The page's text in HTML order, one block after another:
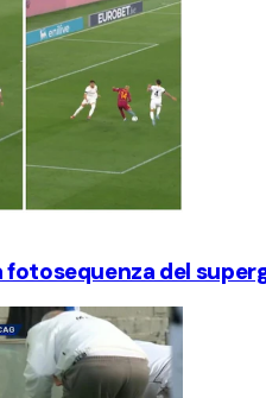
fotosequenza del